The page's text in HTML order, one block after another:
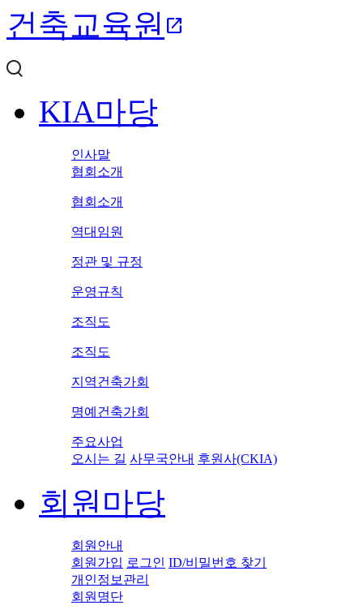
건축교육원 open_in_new
KIA마당
인사말
협회소개
협회소개
역대임원
정관 및 규정
운영규칙
조직도
조직도
지역건축가회
명예건축가회
주요사업
오시는 길 사무국안내 후원사(CKIA)
회원마당
회원안내
회원가입 로그인 ID/비밀번호 찾기
개인정보관리
회원명단